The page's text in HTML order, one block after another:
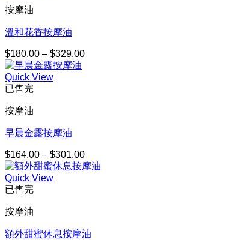
按摩油
溫和花香按摩油
$180.00 – $329.00價
Quick View
已售完
按摩油
早晨金露按摩油
$164.00 – $301.00價
格
$301.00
Quick View
已售完
按摩油
額外甜蜜休息按摩油